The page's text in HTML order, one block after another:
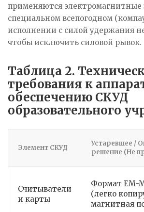
применяются электромагнитные
специальном всепогодном
исполнении с силой удержания
чтобы исключить силовой рывок.
Таблица 2.
требования к
обеспечению СКУД
образовательного
Элемент СКУД
Устаревшее /
решение (Не
Считыватели
и карты
Формат EM-
(легко
магнитная